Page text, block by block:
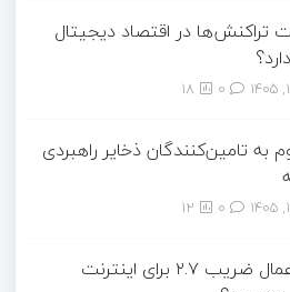
تراکنش‌ها در اقتصاد دیجیتال
18
به تامین‌کنندگان ذخایر راهبردی
12
ماجرای اعمال ضریب ۲.۷ برای اینترنت